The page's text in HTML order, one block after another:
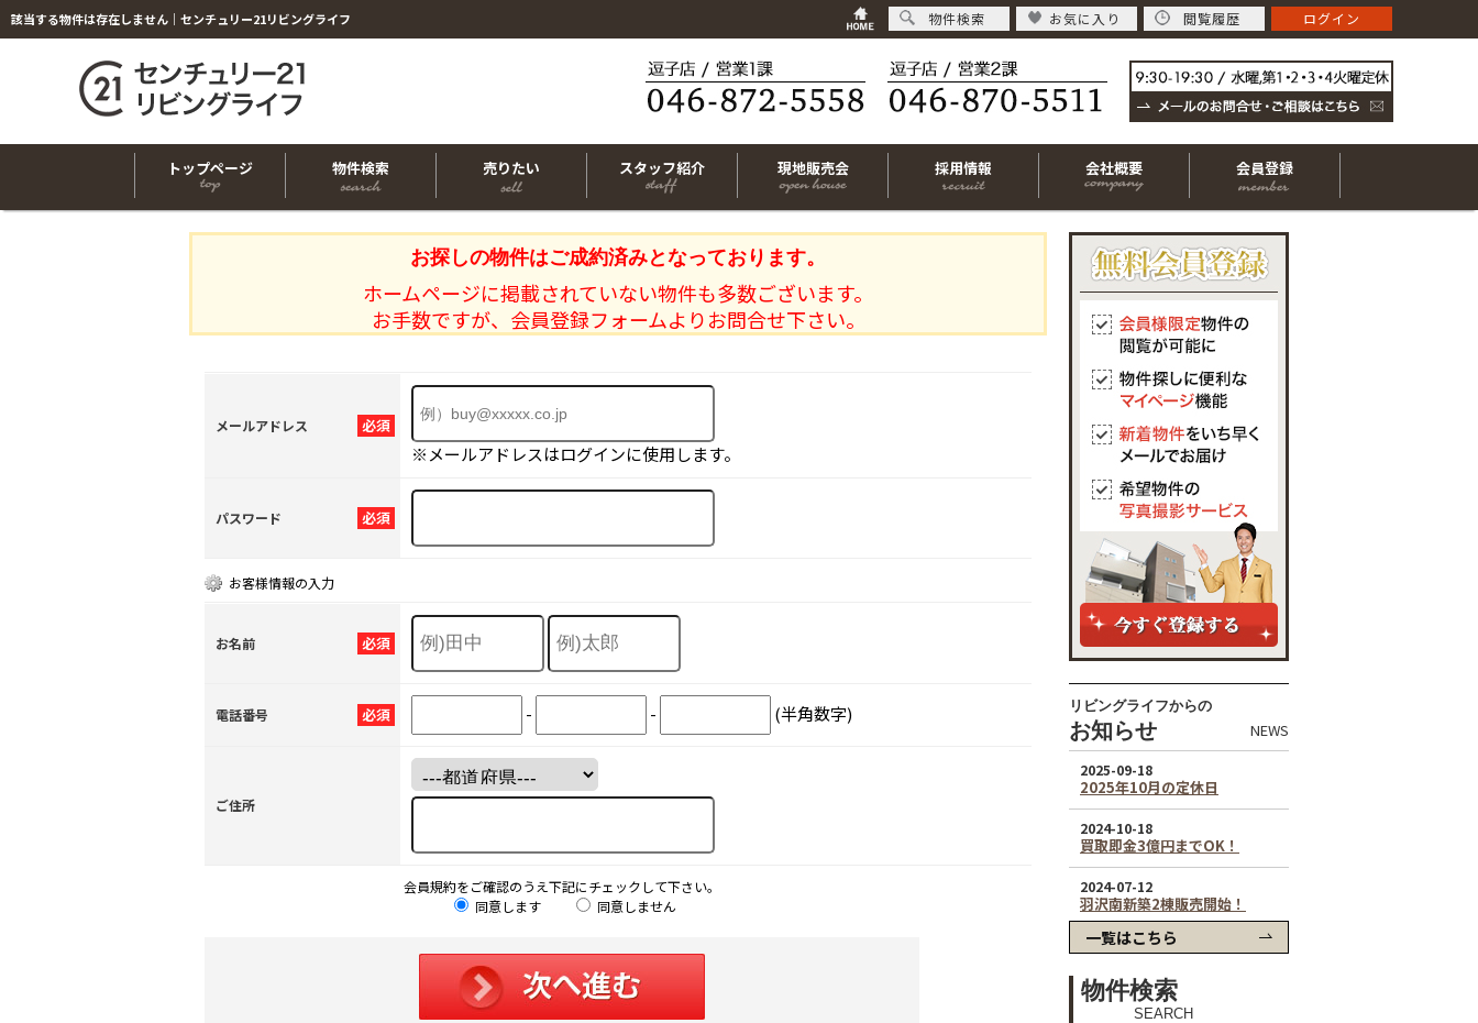
該当する物件は存在しません｜センチュリー21リビングライフ
トップページ 物件検索 売りたい スタッフ紹介 現地販売会 採用情報 会社概要 会員登録
お探しの物件はご成約済みとなっております。
ホームページに掲載されていない物件も多数ございます。
お手数ですが、会員登録フォームよりお問合せ下さい。
必須
メールアドレス
※メールアドレスはログインに使用します。
必須
パスワード
お客様情報の入力
必須
お名前
必須
電話番号 - - (半角数字)
ご住所
会員規約をご確認のうえ下記にチェックして下さい。
同意します
同意しません
リビングライフからの
お知らせ NEWS
一覧はこちら
物件検索
SEARCH
物件検索 お気に入り 閲覧履歴 ログイン